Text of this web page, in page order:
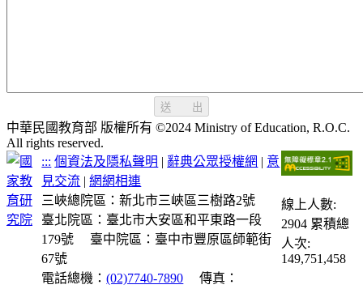
送 出
中華民國教育部 版權所有 ©2024 Ministry of Education, R.O.C.
All rights reserved.
::: 個資法及隱私聲明 | 辭典公眾授權網 | 意
見交流 |網網相連
三峽總院區：新北市三峽區三樹路2號
臺北院區：臺北市大安區和平東路一段
179號
臺中院區：臺中市豐原區師範街
67號
電話總機：(02)7740-7890
傳真：
線上人數:
2904 累積總
人次:
149,751,458